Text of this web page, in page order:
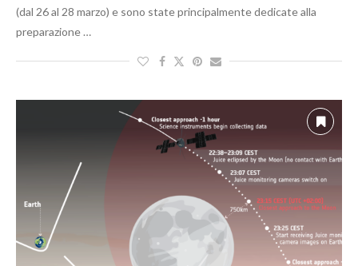
(dal 26 al 28 marzo) e sono state principalmente dedicate alla
preparazione …